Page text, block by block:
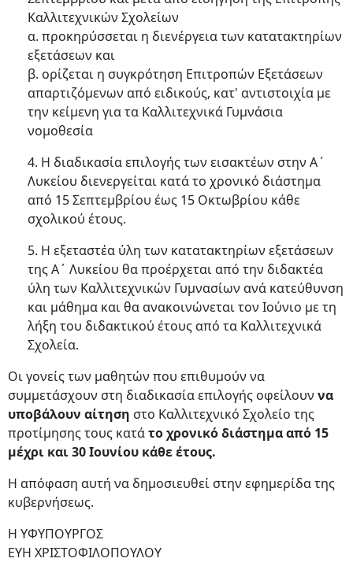
Καλλιτεχνικών Σχολείων
α. προκηρύσσεται η διενέργεια των κατατακτηρίων
εξετάσεων και
β. ορίζεται η συγκρότηση Επιτροπών Εξετάσεων
απαρτιζόμενων από ειδικούς, κατ' αντιστοιχία με
την κείμενη για τα Καλλιτεχνικά Γυμνάσια
νομοθεσία
4. Η διαδικασία επιλογής των εισακτέων στην Α΄
Λυκείου διενεργείται κατά το χρονικό διάστημα
από 15 Σεπτεμβρίου έως 15 Οκτωβρίου κάθε
σχολικού έτους.
5. Η εξεταστέα ύλη των κατατακτηρίων εξετάσεων
της Α΄ Λυκείου θα προέρχεται από την διδακτέα
ύλη των Καλλιτεχνικών Γυμνασίων ανά κατεύθυνση
και μάθημα και θα ανακοινώνεται τον Ιούνιο με τη
λήξη του διδακτικού έτους από τα Καλλιτεχνικά
Σχολεία.
Οι γονείς των μαθητών που επιθυμούν να
συμμετάσχουν στη διαδικασία επιλογής οφείλουν να
υποβάλουν αίτηση στο Καλλιτεχνικό Σχολείο της
προτίμησης τους κατάτο χρονικό διάστημα από 15
μέχρι και 30 Ιουνίου κάθε έτους.
Η απόφαση αυτή να δημοσιευθεί στην εφημερίδα της
κυβερνήσεως.
Η ΥΦΥΠΟΥΡΓΟΣ
ΕΥΗ ΧΡΙΣΤΟΦΙΛΟΠΟΥΛΟΥ